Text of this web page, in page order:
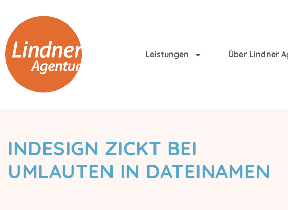
Leistungen Über Lindner
INDESIGN ZICKT BEI
UMLAUTEN IN DATEINAMEN